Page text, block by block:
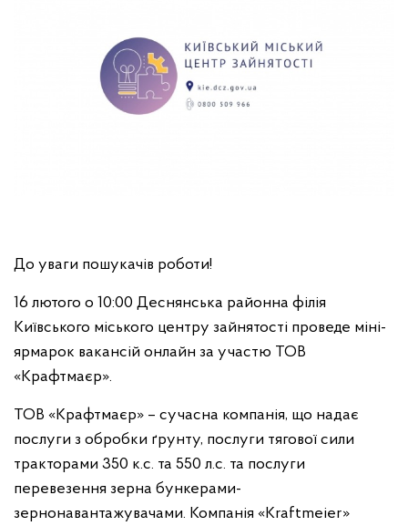
До уваги пошукачів роботи!
16 лютого о 10:00 Деснянська районна філія
Київського міського центру зайнятості проведе міні-
ярмарок вакансій онлайн за участю ТОВ
«Крафтмаєр».
ТОВ «Крафтмаєр» – сучасна компанія, що надає
послуги з обробки ґрунту, послуги тягової сили
тракторами 350 к.с. та 550 л.с. та послуги
перевезення зерна бункерами-
зернонавантажувачами. Компанія «Kraftmeier»